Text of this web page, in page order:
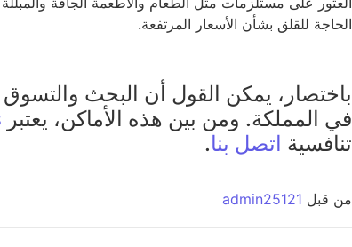
الحاجة للقلق بشأن الأسعار المرتفعة.
باختصار، يمكن القول أن البحث
في المملكة. ومن بين هذه الأماكن، يعتبر
تنافسية اتصل بنا.
من قبل admin25121